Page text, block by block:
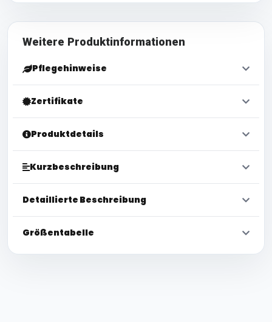
Weitere Produktinformationen
Pflegehinweise
Zertifikate
Produktdetails
Kurzbeschreibung
Detaillierte Beschreibung
Größentabelle